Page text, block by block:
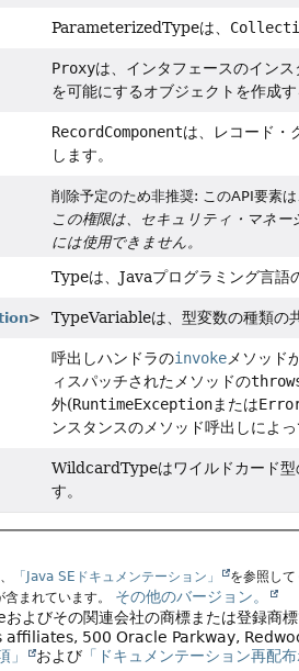
ParameterizedTypeは、
Proxyは、インタフェースのイン
を可能にするオブジェクトを作成
RecordComponentは、レコード・
します。
削除予定のため非推奨: このAPI要素
この権限は、セキュリティ・マネ
には使用できません。
Typeは、Javaプログラミング言語
> TypeVariableは、型変数の種類の
呼出しハンドラのinvoke メソッド
ィスパッチされたメソッドの
外(RuntimeExceptionまたは
ンスタンスのメソッド呼出しによっ
WildcardTypeはワイルドカード型
す。
「Java SEドキュメンテーション」
を参照し
まれています。
その他のバージョン。
よびその関連会社の商標または登録商標
500 Oracle Parkway,
」 および 「ドキュメンテーション再配布